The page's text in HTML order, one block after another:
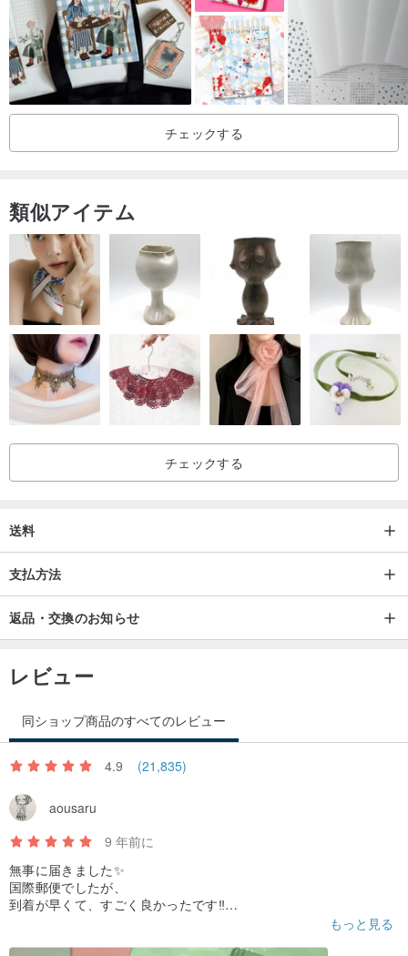
韓国人の友達でない場合は、下記の製品マップの説明を参照してく
ださい。
毎月のプロジェクトの詳細と統計レコードについては、このノート
ページを十分に活用してください。
ドリームノートのページでは、あなたの創造性に柔軟に対応できま
www.pinkoi.com/product/vLvibj6w?cat...
m/product/92BiB8nd?cat...
www.pinkoi.com/product/VuyUJyMD?cat...
www.pinkoi.co
m/product/UDc8vbwU?cat...
www.pinkoi.com/product/sUmEQqqW?cat...
www.pinkoi.c
om/product/CqNwNDWz?cat...
www.pinkoi.com/product/u3ZbCQci?cat...、
www.pinkoi.co
m/product/5gL4ZZLP?cat...
撮影の多少の色の違いにより、画像は参考のみですので、実際の商
品を参考にしてください。
/パッケージサイズ（cm）/ 19.6x13.6x1.2
/材料/紙
/ブランドカントリー/韓国
/デザイナー＆ブランドプロファイル/インディゴ - 韓国のクリエイテ
チェックする
類似アイテム
チェックする
送料
支払方法
返品・交換のお知らせ
レビュー
同ショップ商品のすべてのレビュー
4.9 (21,835)
aousaru
9 年前に
無事に届きました✨
国際郵便でしたが、
到着が早くて、すごく良かったです‼️
もっと見る